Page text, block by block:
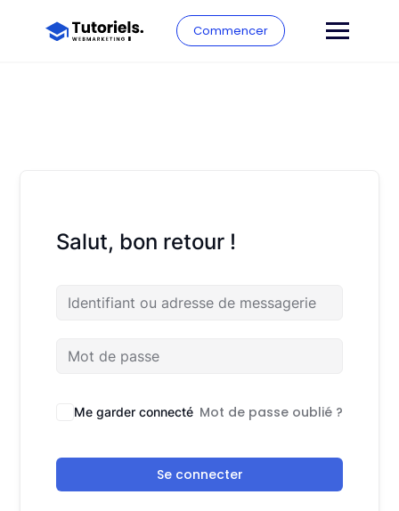
Commencer
Salut, bon retour !
Me garder connecté Mot de passe oublié ?
Se connecter